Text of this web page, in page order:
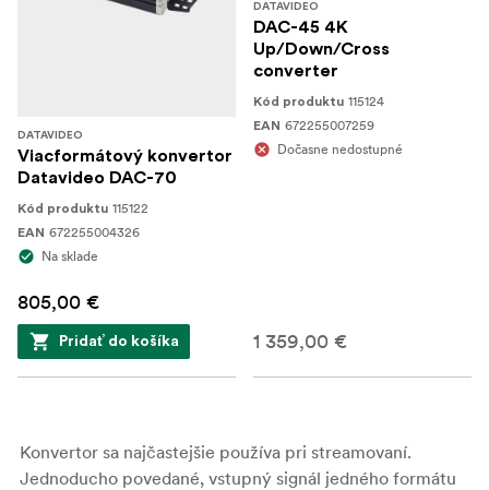
DATAVIDEO
Viacformátový konvertor
Datavideo DAC-70
Kód produktu 115122
EAN 672255004326
Na sklade
805,00 €
Pridať do košíka
DATAVIDEO
DAC-45 4K
Up/Down/Cross
converter
Kód produktu 115124
EAN 672255007259
Dočasne nedostupné
1 359,00 €
Konvertor sa najčastejšie používa pri streamovaní.
Jednoducho povedané, vstupný signál jedného formátu